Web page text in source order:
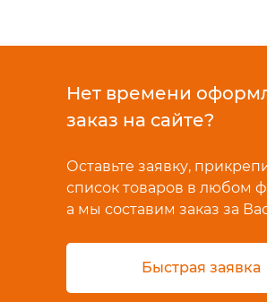
Нет времени
заказ на сайте?
Оставьте заявку,
список товаров в любом
а мы составим заказ за
Быстрая заявка